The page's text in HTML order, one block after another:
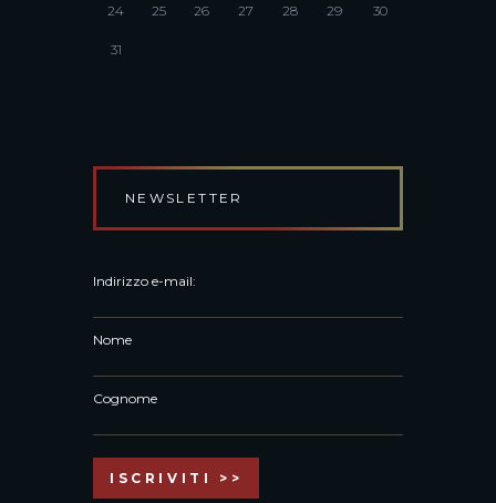
24 25 26 27 28 29 30
31
NEWSLETTER
Indirizzo e-mail:
Nome
Cognome